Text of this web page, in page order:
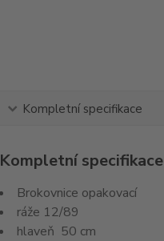
Kompletní specifikace
Kompletní specifikace
Brokovnice opakovací
ráže 12/89
hlaveň 50 cm